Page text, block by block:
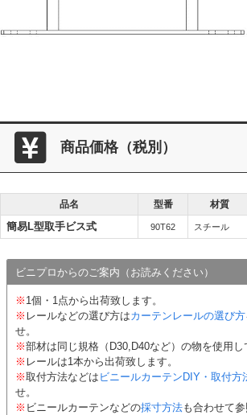
商品価格（税別）
品名 型番 材質
簡易L型取手ビス式 90T62 スチール
ビニプロからのご案内（お読みください）
※ 1個・1点から出荷致します。
※ レールなどの選び方はカーテンレールの選び方
せ。
※部材は同じ規格（D30,D40など）の物を使用し
※ レールは1本から出荷致します。
※取付方法などは ビニールカーテンDIY・取付方
せ。
※ ビニールカーテンなどの採寸方法も合わせて参